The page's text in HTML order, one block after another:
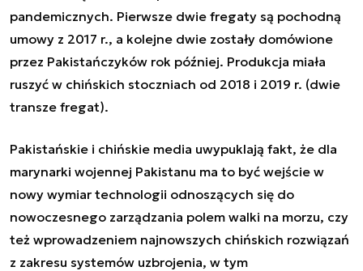
pandemicznych. Pierwsze dwie fregaty są pochodną
umowy z 2017 r., a kolejne dwie zostały domówione
przez Pakistańczyków rok później. Produkcja miała
ruszyć w chińskich stoczniach od 2018 i 2019 r. (dwie
transze fregat).
Pakistańskie i chińskie media uwypuklają fakt, że dla
marynarki wojennej Pakistanu ma to być wejście w
nowy wymiar technologii odnoszących się do
nowoczesnego zarządzania polem walki na morzu, czy
też wprowadzeniem najnowszych chińskich rozwiązań
z zakresu systemów uzbrojenia, w tym